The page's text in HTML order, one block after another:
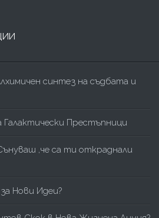
синтез на съдбата и
Галактически Престъпници
,че са ти откраднали
Нови Идеи?